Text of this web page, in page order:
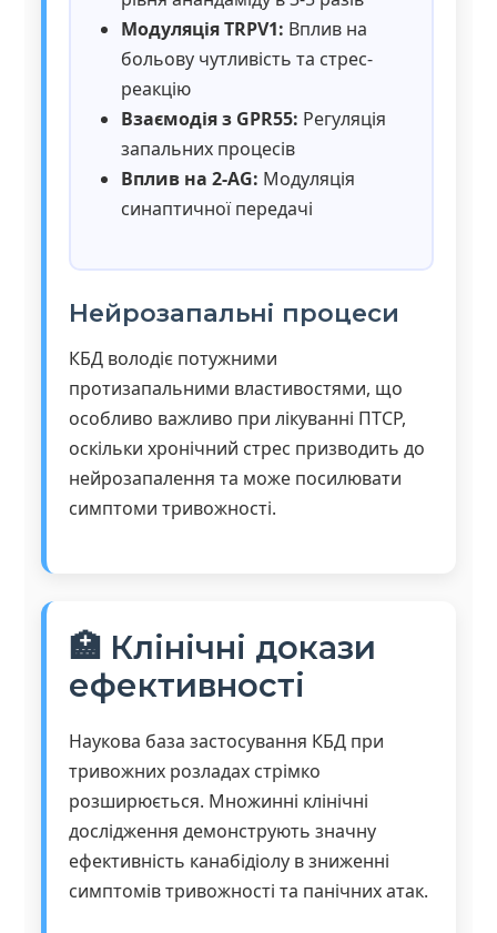
Модуляція TRPV1: Вплив на
больову чутливість та стрес-
реакцію
Взаємодія з GPR55: Регуляція
запальних процесів
Вплив на 2-AG: Модуляція
синаптичної передачі
Нейрозапальні процеси
КБД володіє потужними
протизапальними властивостями, що
особливо важливо при лікуванні ПТСР,
оскільки хронічний стрес призводить до
нейрозапалення та може посилювати
симптоми тривожності.
🏥 Клінічні докази
ефективності
Наукова база застосування КБД при
тривожних розладах стрімко
розширюється. Множинні клінічні
дослідження демонструють значну
ефективність канабідіолу в зниженні
симптомів тривожності та панічних атак.